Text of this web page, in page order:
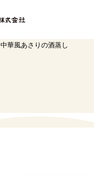
日の出調
中華風あさりの酒蒸し